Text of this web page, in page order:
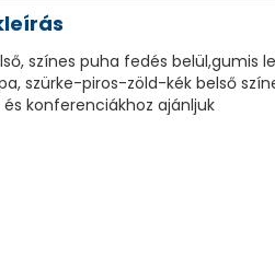
színes puha fedés belül,gumis
szürke-piros-zöld-kék belső
konferenciákhoz ajánljuk